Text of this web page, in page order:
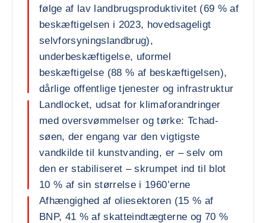
følge af lav landbrugsproduktivitet (69 % af
beskæftigelsen i 2023, hovedsageligt
selvforsyningslandbrug),
underbeskæftigelse, uformel
beskæftigelse (88 % af beskæftigelsen),
dårlige offentlige tjenester og infrastruktur
Landlocket, udsat for klimaforandringer
med oversvømmelser og tørke: Tchad-
søen, der engang var den vigtigste
vandkilde til kunstvanding, er – selv om
den er stabiliseret – skrumpet ind til blot
10 % af sin størrelse i 1960’erne
Afhængighed af oliesektoren (15 % af
BNP, 41 % af skatteindtægterne og 70 %